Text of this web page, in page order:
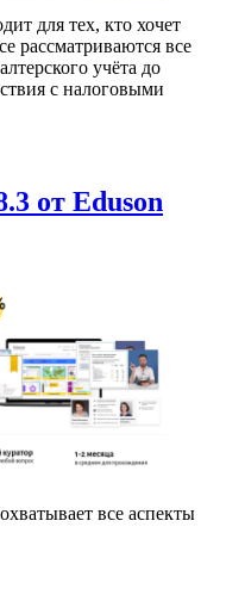
для тех, кто хочет
рассматриваются все
учёта до
с налоговыми
от Eduson
все аспекты